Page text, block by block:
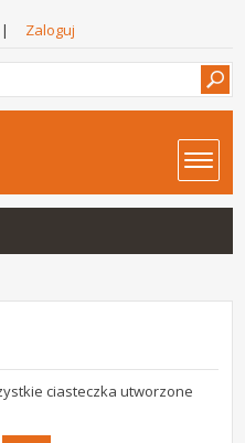
| Zaloguj
ciasteczka utworzone